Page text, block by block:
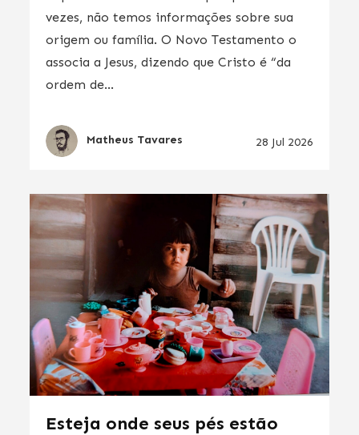
vezes, não temos informações sobre sua
origem ou família. O Novo Testamento o
associa a Jesus, dizendo que Cristo é “da
ordem de...
Matheus Tavares 28 Jul 2026
Esteja onde seus pés estão